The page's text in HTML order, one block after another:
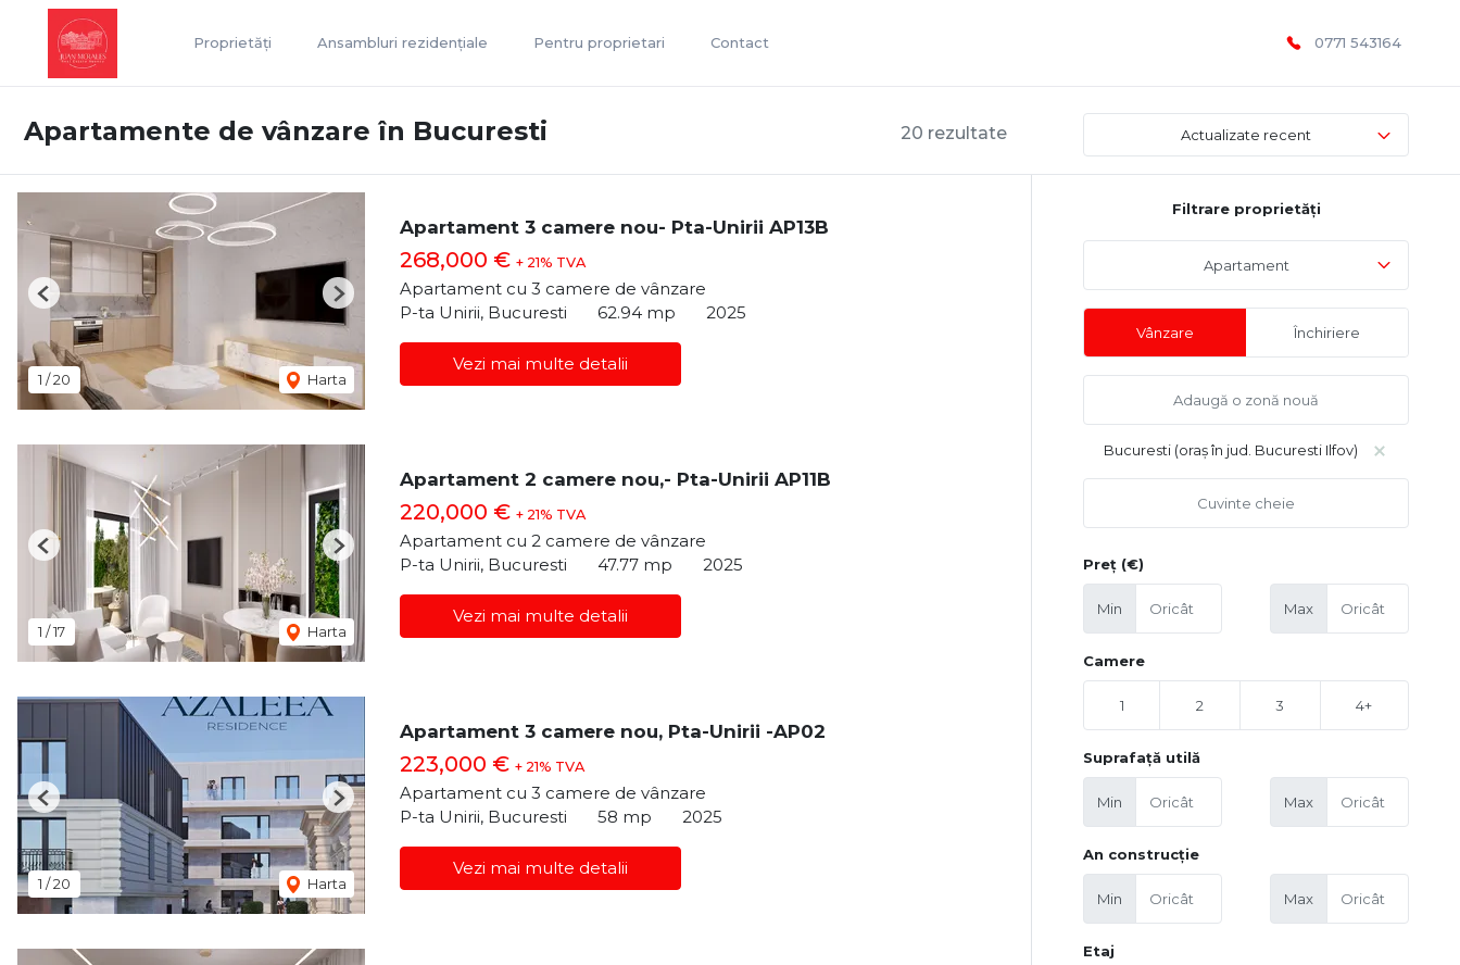
Proprietăți Ansambluri rezidențiale Pentru proprietari Contact 0771 543164
20 rezultate
Apartamente de vânzare în Bucuresti Actualizate recent
1 /20 Harta
Previous Next
Apartament 3 camere nou- Pta-Unirii AP13B
268,000 € + 21% TVA
Apartament cu 3 camere de vânzare
P-ta Unirii, Bucuresti
62.94 mp 2025
Vezi mai multe detalii
1 /17 Harta
Previous Next
Apartament 2 camere nou,- Pta-Unirii AP11B
220,000 € + 21% TVA
Apartament cu 2 camere de vânzare
P-ta Unirii, Bucuresti
47.77 mp 2025
Vezi mai multe detalii
1 /20 Harta
Previous Next
Apartament 3 camere nou, Pta-Unirii -AP02
223,000 € + 21% TVA
Apartament cu 3 camere de vânzare
P-ta Unirii, Bucuresti
58 mp 2025
Vezi mai multe detalii
Filtrare proprietăți
Apartament
Vânzare Închiriere
Bucuresti (oraș în jud. Bucuresti Ilfov)
Preț (€)
Min Max
Camere
1 2 3 4+
Suprafață utilă
Min Max
An construcție
Min Max
Etaj